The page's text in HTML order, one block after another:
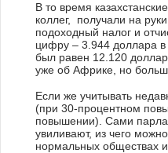
В то время
коллег, получали на
подоходный налог и
цифру – 3.944 доллара
был равен 12.120
уже об Африке, но
Если же учитывать
(при 30-процентном
повышении). Сами
увиливают, из чего
нормальных обществах